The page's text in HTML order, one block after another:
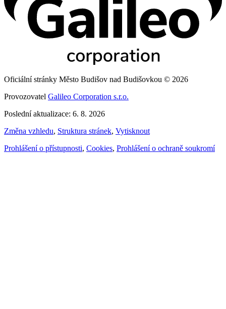
Oficiální stránky Město Budišov nad Budišovkou © 2026
Provozovatel Galileo Corporation s.r.o.
Poslední aktualizace: 6. 8. 2026
Změna vzhledu, Struktura stránek, Vytisknout
Prohlášení o přístupnosti, Cookies, Prohlášení o ochraně soukromí